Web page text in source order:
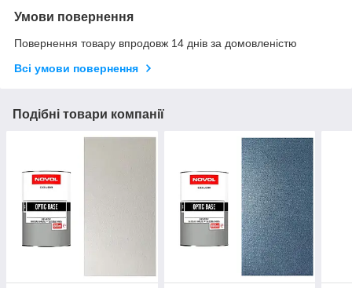
Умови повернення
Повернення товару впродовж 14 днів за домовленістю
Всі умови повернення
Подібні товари компанії